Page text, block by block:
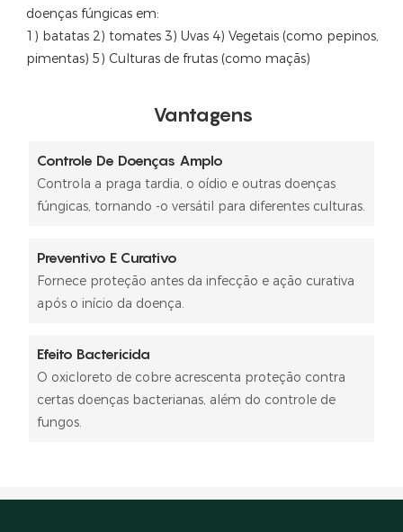
doenças fúngicas em:
1) batatas 2) tomates 3)Uvas 4)Vegetais (como pepinos,
pimentas) 5) Culturas de frutas (como maçãs)
Vantagens
Controle De Doenças Amplo
Controla a praga tardia, o oídio e outras doenças
fúngicas, tornando -o versátil para diferentes culturas.
Preventivo E Curativo
Fornece proteção antes da infecção e ação curativa
após o início da doença.
Efeito Bactericida
O oxicloreto de cobre acrescenta proteção contra
certas doenças bacterianas, além do controle de
fungos.